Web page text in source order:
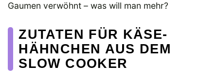
Gaumen verwöhnt – was will man mehr?
ZUTATEN FÜR KÄSE-
HÄHNCHEN AUS DEM
SLOW COOKER